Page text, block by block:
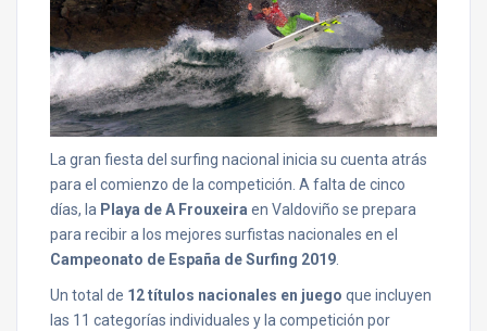
La gran fiesta del surfing nacional inicia su cuenta atrás
para el comienzo de la competición. A falta de cinco
días, la Playa de A Frouxeira en Valdoviño se prepara
para recibir a los mejores surfistas nacionales en el
Campeonato de España de Surfing 2019
Un total de 12 títulos nacionales en juego que incluyen
las 11 categorías individuales y la competición por